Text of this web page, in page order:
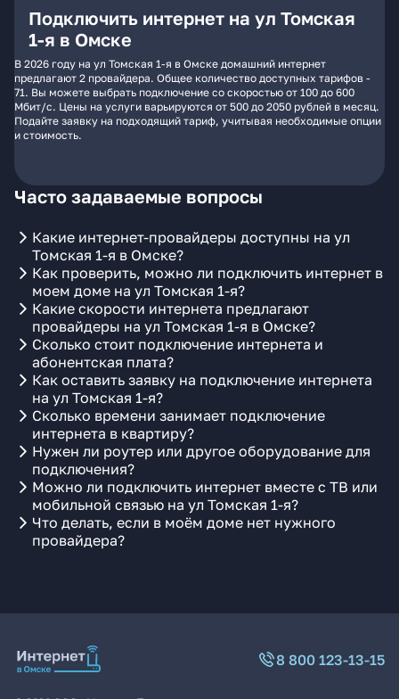
Подключить интернет на ул Томская
1-я в Омске
В 2026 году на ул Томская 1-я в Омске домашний интернет
предлагают 2 провайдера. Общее количество доступных тарифов -
71. Вы можете выбрать подключение со скоростью от 100 до 600
Мбит/с. Цены на услуги варьируются от 500 до 2050 рублей в месяц.
Подайте заявку на подходящий тариф, учитывая необходимые опции
и стоимость.
Часто задаваемые вопросы
Какие интернет-провайдеры доступны на ул
Томская 1-я в Омске?
Как проверить, можно ли подключить интернет в
моем доме на ул Томская 1-я?
Какие скорости интернета предлагают
провайдеры на ул Томская 1-я в Омске?
Сколько стоит подключение интернета и
абонентская плата?
Как оставить заявку на подключение интернета
на ул Томская 1-я?
Сколько времени занимает подключение
интернета в квартиру?
Нужен ли роутер или другое оборудование для
подключения?
Можно ли подключить интернет вместе с ТВ или
мобильной связью на ул Томская 1-я?
Что делать, если в моём доме нет нужного
провайдера?
8 800 123-13-15